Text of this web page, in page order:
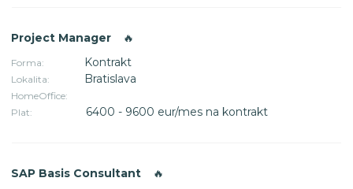
Project Manager 🔥
Forma: Kontrakt
Lokalita: Bratislava
HomeOffice:
Plat:
6400 - 9600 eur/mes na kontrakt
SAP Basis Consultant 🔥